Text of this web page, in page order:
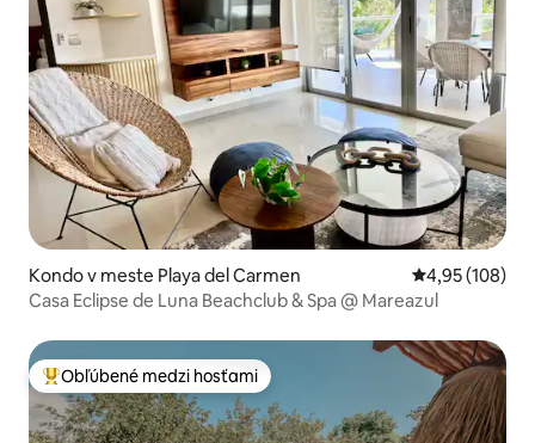
Kondo v meste Playa del Carmen Priemerné
4,95 (108)
Casa Eclipse de Luna Beachclub & Spa @ Mareazul
Najobľúbenejšie medzi hosťami
Obľúbené medzi hosťami